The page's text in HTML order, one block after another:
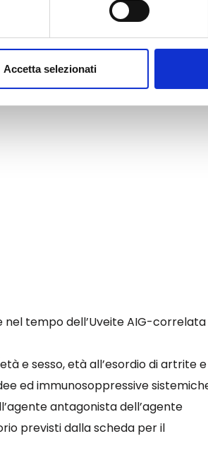
Accetta selezionati
nel tempo dell’Uveite AIG-correlata
e sesso, età all’esordio di artrite
ed immunosoppressive
antagonista dell’agente
previsti dalla scheda per il